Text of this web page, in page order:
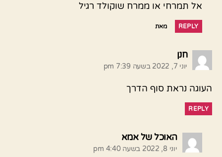
אל תמרחי או ממרח שוקולד רגיל
REPLY מאת
חנן
יוני 7, 2022 בשעה 7:39 pm
העוגה נראת סוף הדרך
REPLY
האוכל של אמא
יוני 8, 2022 בשעה 4:40 pm